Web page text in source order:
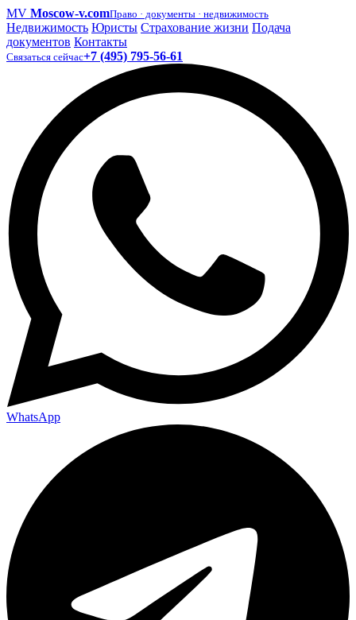
MV Moscow-v.comПраво · документы · недвижимость
Недвижимость Юристы Страхование жизни Подача
документов Контакты
Связаться сейчас+7 (495) 795-56-61
WhatsApp